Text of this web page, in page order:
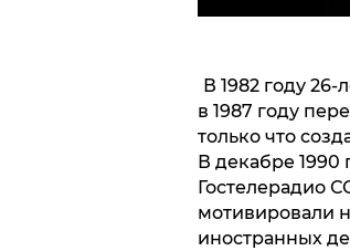
В 1982 году
в 1987 году
только что
В декабре 1990
Гостелерадио
мотивировали
иностранных